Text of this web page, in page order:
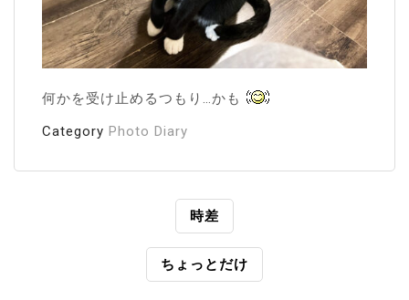
何かを受け止めるつもり…かも
Category Photo Diary
時差
ちょっとだけ